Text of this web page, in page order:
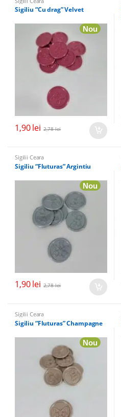
Sigiliu “Cu drag” Velvet
Nou
1,90lei 2,78lei
Sigilii Ceara
Sigiliu “Fluturas” Argintiu
Nou
1,90lei 2,78lei
Sigilii Ceara
Sigiliu “Fluturas” Champagne
Nou